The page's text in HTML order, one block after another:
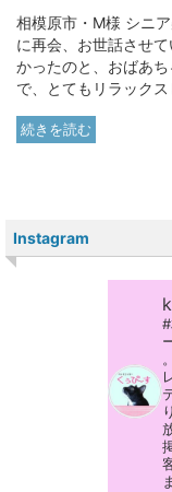
相模原市・M様 シニ
に再会、お世話させ
かったのと、おばあ
で、とてもリラック
続きを読む
Instagram